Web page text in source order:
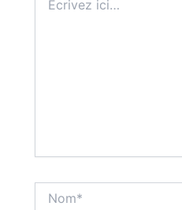
ici…